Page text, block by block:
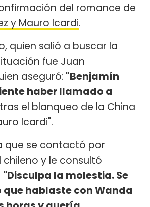
del romance de
y Mauro Icardi.
quien salió a buscar la
fue Juan
aseguró: "Benjamín
haber llamado a
tras el blanqueo de la China
Icardi".
que se contactó por
y le consultó
"Disculpa la molestia. Se
hablaste con Wanda